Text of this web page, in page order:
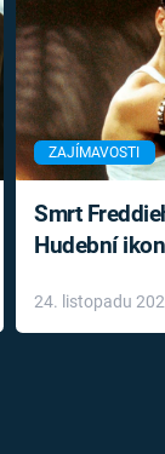
ZAJÍMAVOSTI
Smrt
Hudební
léky
24. listopadu